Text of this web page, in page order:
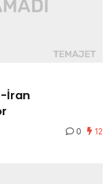
İran
0 12